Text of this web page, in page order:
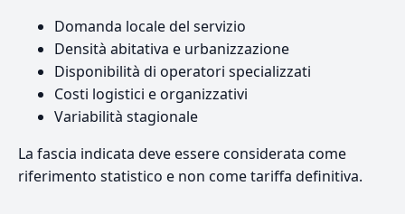
Domanda locale del servizio
Densità abitativa e urbanizzazione
Disponibilità di operatori specializzati
Costi logistici e organizzativi
Variabilità stagionale
La fascia indicata deve essere considerata come
riferimento statistico e non come tariffa definitiva.